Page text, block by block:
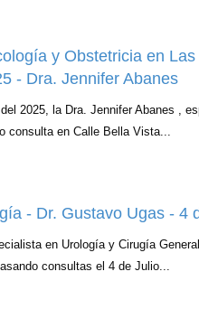
y Obstetricia en
- Dra. Jennifer Abanes
2025, la Dra. Jennifer Abanes ,
consulta en Calle Bella Vista...
- Dr. Gustavo Ugas - 4
en Urología y Cirugía
consultas el 4 de Julio...